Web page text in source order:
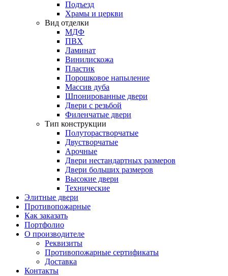
Подъезд
Храмы и церкви
Вид отделки
МДФ
ПВХ
Ламинат
Винилискожа
Пластик
Порошковое напыление
Массив дуба
Шпонированные двери
Двери с резьбой
Филенчатые двери
Тип конструкции
Полуторастворчатые
Двустворчатые
Арочные
Двери нестандартных размеров
Двери больших размеров
Высокие двери
Технические
Элитные двери
Противопожарные
Как заказать
Портфолио
О производителе
Реквизиты
Противопожарные сертификаты
Доставка
Контакты